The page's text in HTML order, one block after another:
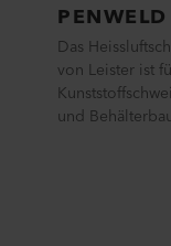
Das
von Leister ist
und